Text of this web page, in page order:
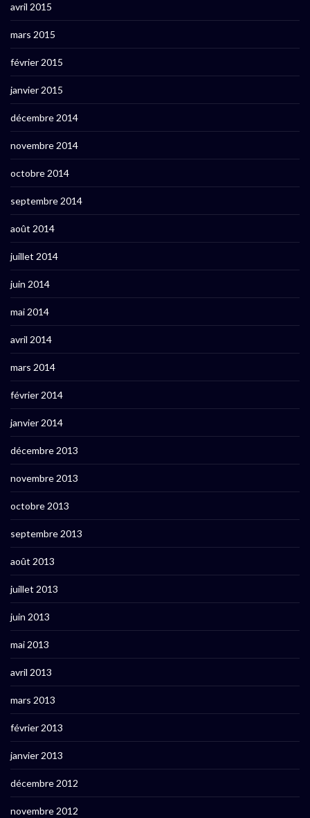
avril 2015
mars 2015
février 2015
janvier 2015
décembre 2014
novembre 2014
octobre 2014
septembre 2014
août 2014
juillet 2014
juin 2014
mai 2014
avril 2014
mars 2014
février 2014
janvier 2014
décembre 2013
novembre 2013
octobre 2013
septembre 2013
août 2013
juillet 2013
juin 2013
mai 2013
avril 2013
mars 2013
février 2013
janvier 2013
décembre 2012
novembre 2012